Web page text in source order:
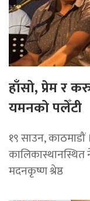
हाँसो, प्रेम र
यमनको पलेँटी
१९ साउन, काठमाडौं
कालिकास्थानस्थित
मदनकृष्ण श्रेष्ठ